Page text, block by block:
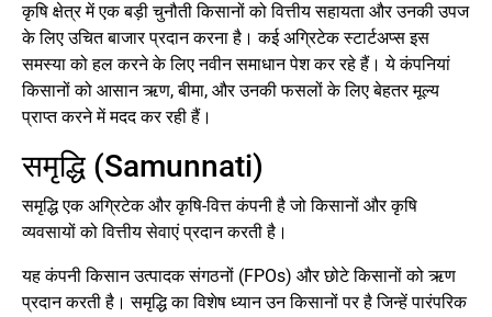
कृषि क्षेत्र में एक बड़ी चुनौती किसानों को वित्तीय सहायता और उनकी उपज
के लिए उचित बाजार प्रदान करना है। कई अग्रिटेक स्टार्टअप्स इस
समस्या को हल करने के लिए नवीन समाधान पेश कर रहे हैं। ये कंपनियां
किसानों को आसान ऋण, बीमा, और उनकी फसलों के लिए बेहतर मूल्य
प्राप्त करने में मदद कर रही हैं।
समृद्धि (Samunnati)
समृद्धि एक अग्रिटेक और कृषि-वित्त कंपनी है जो किसानों और कृषि
व्यवसायों को वित्तीय सेवाएं प्रदान करती है।
यह कंपनी किसान उत्पादक संगठनों (FPOs) और छोटे किसानों को ऋण
प्रदान करती है। समृद्धि का विशेष ध्यान उन किसानों पर है जिन्हें पारंपरिक